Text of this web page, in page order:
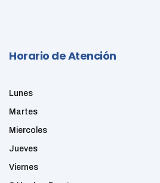
Horario de Atención
Lunes
Martes
Miercoles
Jueves
Viernes